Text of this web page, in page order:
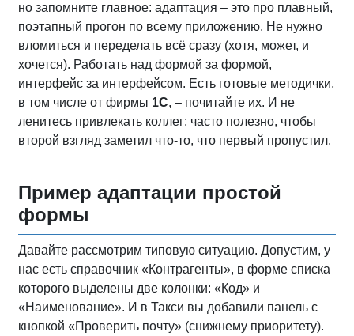
но запомните главное: адаптация – это про плавный,
поэтапный прогон по всему приложению. Не нужно
вломиться и переделать всё сразу (хотя, может, и
хочется). Работать над формой за формой,
интерфейс за интерфейсом. Есть готовые методички,
в том числе от фирмы 1С, – почитайте их. И не
ленитесь привлекать коллег: часто полезно, чтобы
второй взгляд заметил что-то, что первый пропустил.
Пример адаптации простой
формы
Давайте рассмотрим типовую ситуацию. Допустим, у
нас есть справочник «Контрагенты», в форме списка
которого выделены две колонки: «Код» и
«Наименование». И в Такси вы добавили панель с
кнопкой «Проверить почту» (снижнему приоритету).